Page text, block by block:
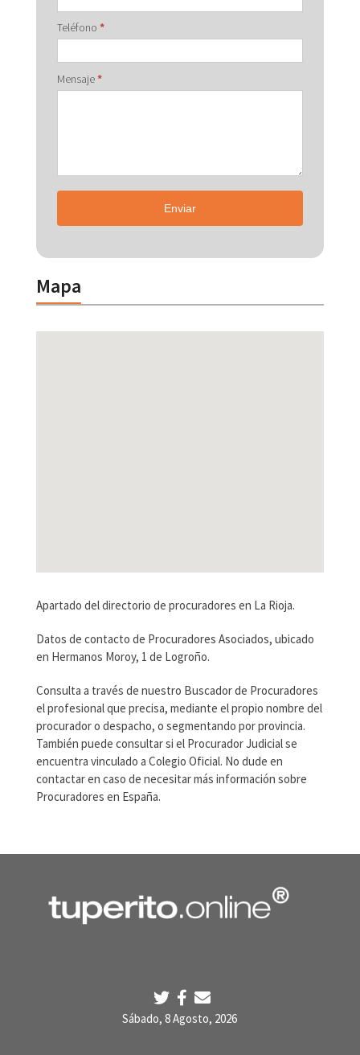
Teléfono *
Mensaje*
Enviar
Mapa
Apartado del directorio de procuradores en La Rioja.
Datos de contacto de Procuradores Asociados, ubicado
en Hermanos Moroy, 1 de Logroño.
Consulta a través de nuestro Buscador de Procuradores
el profesional que precisa, mediante el propio nombre del
procurador o despacho, o segmentando por provincia.
También puede consultar si el Procurador Judicial se
encuentra vinculado a Colegio Oficial. No dude en
contactar en caso de necesitar más información sobre
Procuradores en España.
Sábado, 8 Agosto, 2026